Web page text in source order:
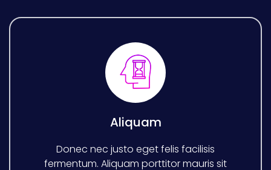
Aliquam
Donec nec justo eget felis facilisis
fermentum. Aliquam porttitor mauris sit